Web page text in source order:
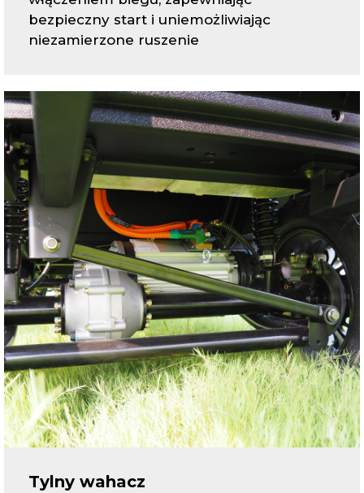
bezpieczny start i uniemożliwiając
niezamierzone ruszenie
Tylny wahacz